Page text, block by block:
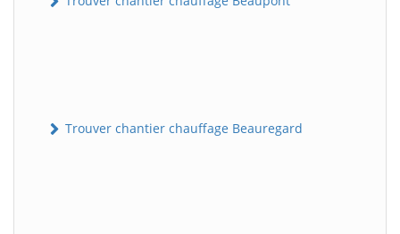
Trouver chantier chauffage Beauregard